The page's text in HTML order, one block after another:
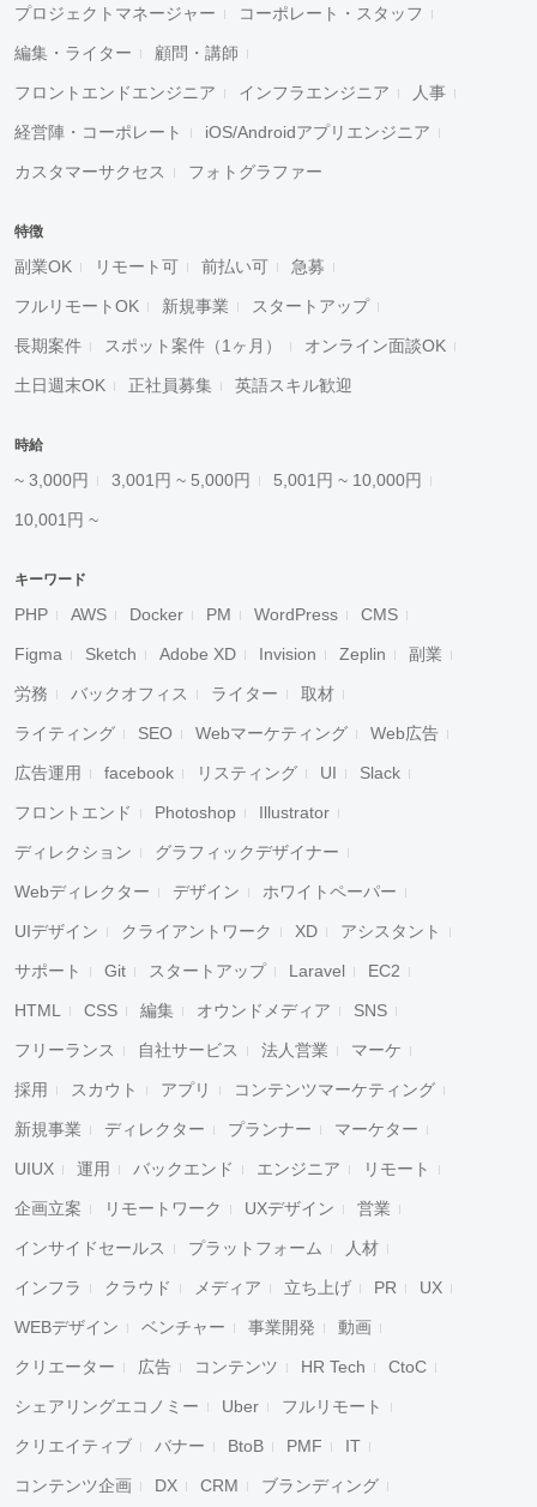
プロジェクトマネージャー コーポレート・スタッフ
編集・ライター 顧問・講師
フロントエンドエンジニア インフラエンジニア 人事
経営陣・コーポレート iOS/Androidアプリエンジニア
カスタマーサクセス フォトグラファー
特徴
副業OK リモート可 前払い可 急募
フルリモートOK 新規事業 スタートアップ
長期案件 スポット案件（1ヶ月） オンライン面談OK
土日週末OK 正社員募集 英語スキル歓迎
時給
~ 3,000円 3,001円 ~ 5,000円 5,001円 ~ 10,000円
10,001円 ~
キーワード
PHP AWS Docker PM WordPress CMS
Figma Sketch Adobe XD Invision Zeplin 副業
労務 バックオフィス ライター 取材
ライティング SEO Webマーケティング Web広告
広告運用 facebook リスティング UI Slack
フロントエンド Photoshop Illustrator
ディレクション グラフィックデザイナー
Webディレクター デザイン ホワイトペーパー
UIデザイン クライアントワーク XD アシスタント
サポート Git スタートアップ Laravel EC2
HTML CSS 編集 オウンドメディア SNS
フリーランス 自社サービス 法人営業 マーケ
採用 スカウト アプリ コンテンツマーケティング
新規事業 ディレクター プランナー マーケター
UIUX 運用 バックエンド エンジニア リモート
企画立案 リモートワーク UXデザイン 営業
インサイドセールス プラットフォーム 人材
インフラ クラウド メディア 立ち上げ PR UX
WEBデザイン ベンチャー 事業開発 動画
クリエーター 広告 コンテンツ HR Tech CtoC
シェアリングエコノミー Uber フルリモート
クリエイティブ バナー BtoB PMF IT
コンテンツ企画 DX CRM ブランディング